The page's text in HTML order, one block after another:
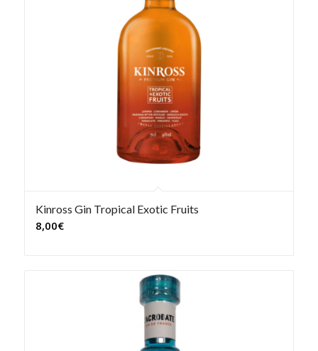
Kinross Gin Tropical Exotic Fruits
8,00€